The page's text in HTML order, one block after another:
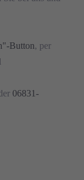
Button, per
06831-